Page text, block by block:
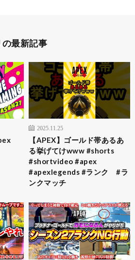
の最新記事
2025.11.25
【APEX】ゴールド帯あるあ
る挙げてけwww #shorts
#shortvideo #apex
#apexlegends #ランク #ラ
ンクマッチ